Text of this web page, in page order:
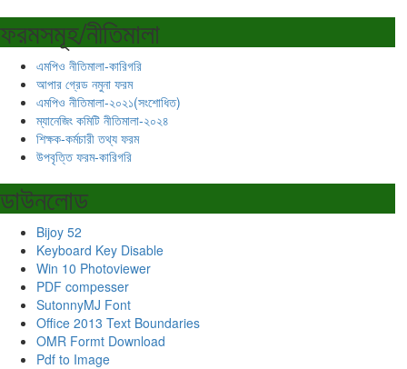
ফরমসমূহ/নীতিমালা
এমপিও নীতিমালা-কারিগরি
আপার গ্রেড নমুনা ফরম
এমপিও নীতিমালা-২০২১(সংশোধিত)
ম্যানেজিং কমিটি নীতিমালা-২০২৪
শিক্ষক-কর্মচারী তথ্য ফরম
উপবৃত্তি ফরম-কারিগরি
ডাউনলোড
Bijoy 52
Keyboard Key Disable
Win 10 Photoviewer
PDF compesser
SutonnyMJ Font
Office 2013 Text Boundaries
OMR Formt Download
Pdf to Image